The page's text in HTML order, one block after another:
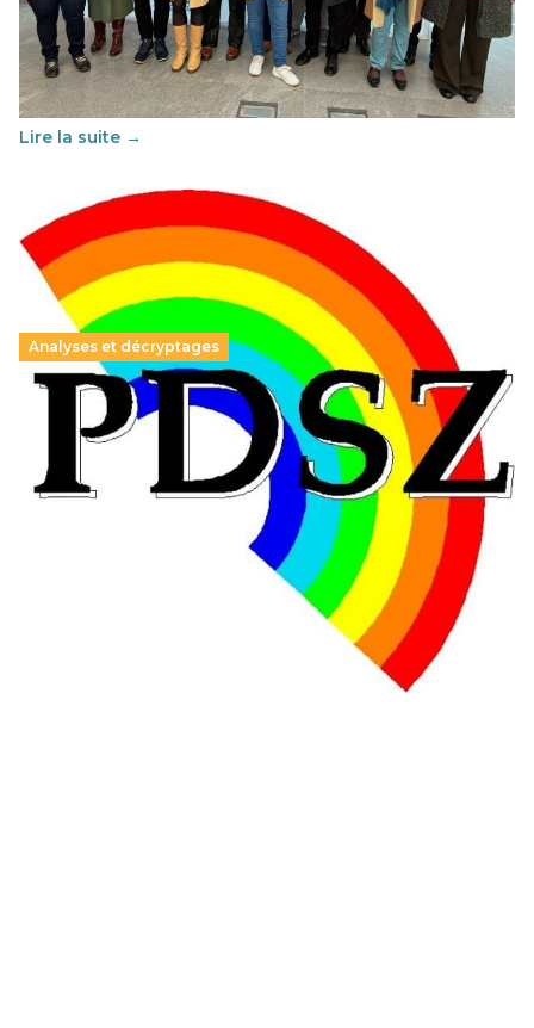
29 juin 2026-National
Cette année, l'UNSA Éducation a mené un projet Erasmus
soutenu par l'union Européenne et centré sur l'éducation
au vivre-ensemble : quelles différences entre la France…
Lire la suite →
Analyses et décryptages
Hongrie : du changement pour les politiques
éducatives, aussi !
25 juin 2026
En Hongrie, le conservateur Peter Magyar et son parti
Tisza "Respect et liberté" ont remporté une large victoire,
contre le premier ministre sortant, Viktor Orban,…